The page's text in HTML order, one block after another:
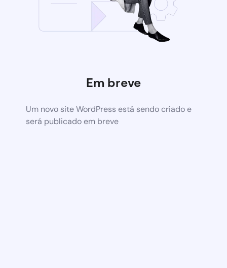
Em breve
Um novo site WordPress está sendo criado e
será publicado em breve